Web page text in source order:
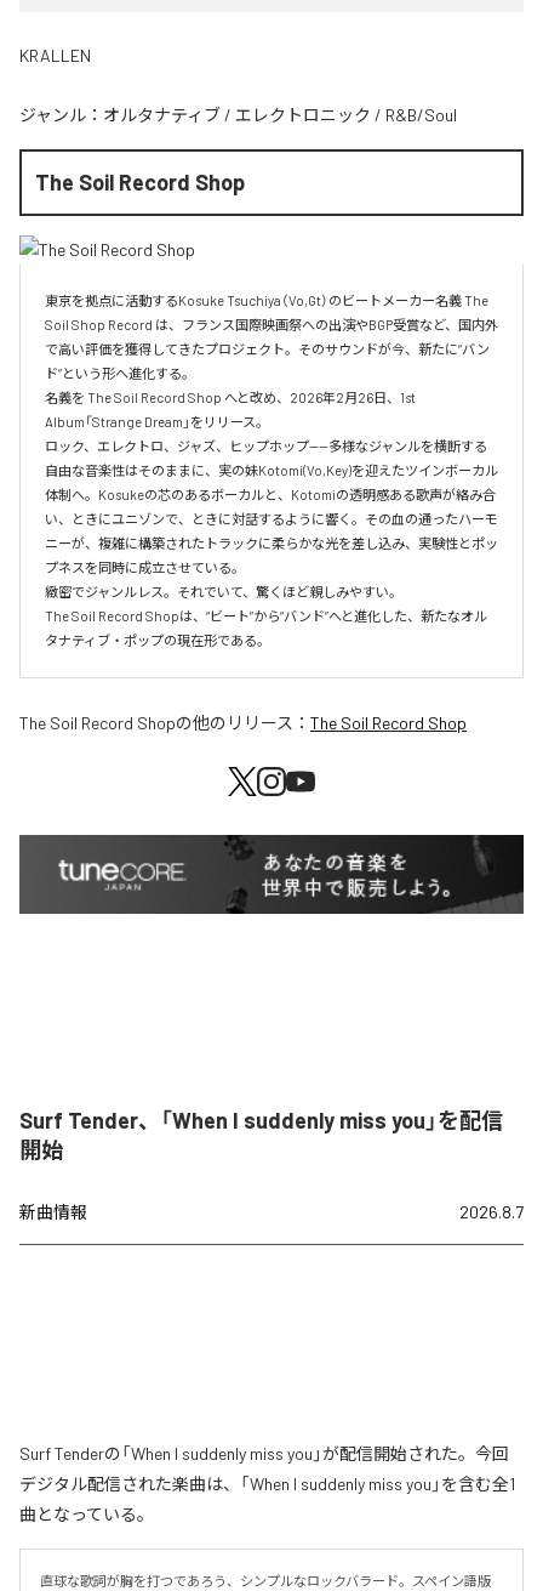
KRALLEN
ジャンル： オルタナティブ / エレクトロニック / R&B/Soul
The Soil Record Shop
東京を拠点に活動するKosuke Tsuchiya（Vo,Gt）のビートメーカー名義 The
Soil Shop Record は、フランス国際映画祭への出演やBGP受賞など、国内外
で高い評価を獲得してきたプロジェクト。そのサウンドが今、新たに“バン
ド”という形へ進化する。
名義を The Soil Record Shop へと改め、2026年2月26日、1st
Album「Strange Dream」をリリース。
ロック、エレクトロ、ジャズ、ヒップホップ——多様なジャンルを横断する
自由な音楽性はそのままに、実の妹Kotomi(Vo,Key)を迎えたツインボーカル
体制へ。Kosukeの芯のあるボーカルと、Kotomiの透明感ある歌声が絡み合
い、ときにユニゾンで、ときに対話するように響く。その血の通ったハーモ
ニーが、複雑に構築されたトラックに柔らかな光を差し込み、実験性とポッ
プネスを同時に成立させている。
緻密でジャンルレス。それでいて、驚くほど親しみやすい。
The Soil Record Shopは、“ビート”から“バンド”へと進化した、新たなオル
タナティブ・ポップの現在形である。
The Soil Record Shopの他のリリース： The Soil Record Shop
Surf Tender、「When I suddenly miss you」を配信
開始
新曲情報 2026.8.7
Surf Tenderの「When I suddenly miss you」が配信開始された。今回
デジタル配信された楽曲は、「When I suddenly miss you」を含む全1
曲となっている。
直球な歌詞が胸を打つであろう、シンプルなロックバラード。スペイン語版